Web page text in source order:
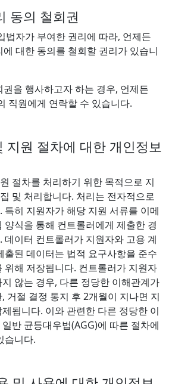
동의 철회권
법자가 부여한 권리에 따라, 언제든
대한 동의를 철회할 권리가 있습니
을 행사하고자 하는 경우, 언제든
직원에게 연락할 수 있습니다.
지원 절차에 대한 개인정보
절차를 처리하기 위한 목적으로 지
및 처리합니다. 처리는 전자적으로
특히 지원자가 해당 지원 서류를 이메
양식을 통해 컨트롤러에게 제출한 경
데이터 컨트롤러가 지원자와 고용 계
출된 데이터는 법적 요구사항을 준수
위해 저장됩니다. 컨트롤러가 지원자
않는 경우, 다른 정당한 이해관계가
거절 결정 통지 후 2개월이 지나면 지
됩니다. 이와 관련한 다른 정당한 이
반 균등대우법(AGG)에 따른 절차에
습니다.